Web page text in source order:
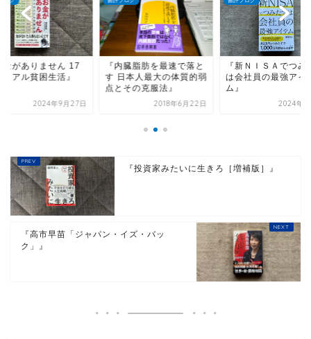
金がありません 17
リアル貧困生活』
2024年9月27日
『内臓脂肪を最速で落と
す 日本人最大の体質的弱
点とその克服法』
2018年6月22日
『新ＮＩＳＡでつみ
は会社員の最強アイ
ム』
2024年4
『投資家みたいに生きろ［増補版］』
『高市早苗「ジャパン・イズ・バッ
ク」』